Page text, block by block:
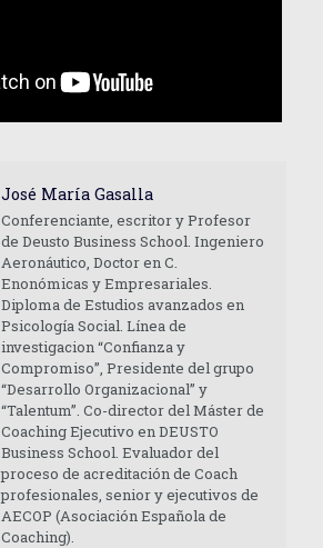
José María Gasalla
Conferenciante, escritor y Profesor
de Deusto Business School. Ingeniero
Aeronáutico, Doctor en C.
Enonómicas y Empresariales.
Diploma de Estudios avanzados en
Psicología Social. Línea de
investigacion “Confianza y
Compromiso”, Presidente del grupo
“Desarrollo Organizacional” y
“Talentum”. Co-director del Máster de
Coaching Ejecutivo en DEUSTO
Business School. Evaluador del
proceso de acreditación de Coach
profesionales, senior y ejecutivos de
AECOP (Asociación Española de
Coaching).